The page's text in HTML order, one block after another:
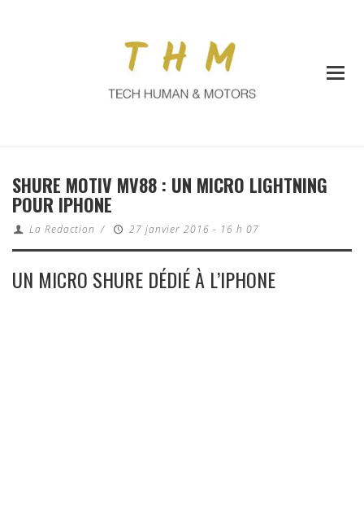
SHURE MOTIV MV88 : UN MICRO LIGHTNING
POUR IPHONE
La Redaction / 27 janvier 2016 - 16 h 07
UN MICRO SHURE DÉDIÉ À L’IPHONE